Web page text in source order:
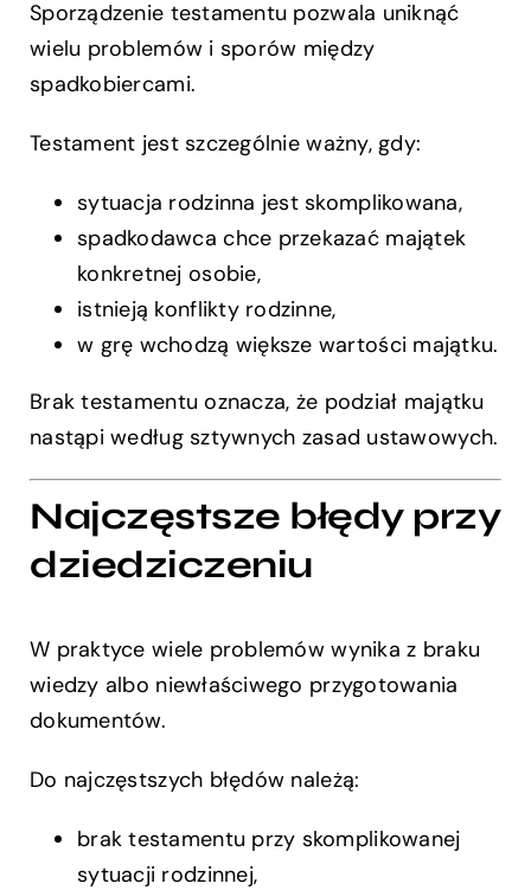
Sporządzenie testamentu pozwala uniknąć
wielu problemów i sporów między
spadkobiercami.
Testament jest szczególnie ważny, gdy:
sytuacja rodzinna jest skomplikowana,
spadkodawca chce przekazać majątek
konkretnej osobie,
istnieją konflikty rodzinne,
w grę wchodzą większe wartości majątku.
Brak testamentu oznacza, że podział majątku
nastąpi według sztywnych zasad ustawowych.
Najczęstsze błędy przy
dziedziczeniu
W praktyce wiele problemów wynika z braku
wiedzy albo niewłaściwego przygotowania
dokumentów.
Do najczęstszych błędów należą:
brak testamentu przy skomplikowanej
sytuacji rodzinnej,